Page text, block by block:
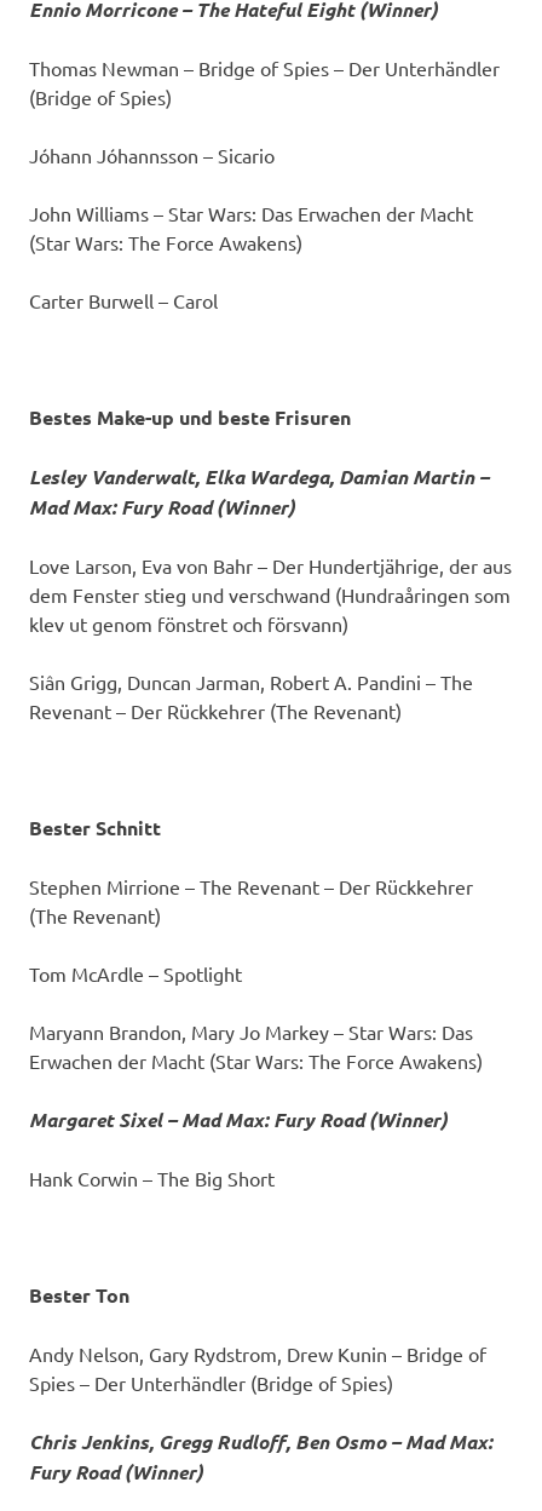
Ennio Morricone – The Hateful Eight (Winner)
Thomas Newman – Bridge of Spies – Der Unterhändler
(Bridge of Spies)
Jóhann Jóhannsson – Sicario
John Williams – Star Wars: Das Erwachen der Macht
(Star Wars: The Force Awakens)
Carter Burwell – Carol
Bestes Make-up und beste Frisuren
Lesley Vanderwalt, Elka Wardega, Damian Martin –
Mad Max: Fury Road (Winner)
Love Larson, Eva von Bahr – Der Hundertjährige, der aus
dem Fenster stieg und verschwand (Hundraåringen som
klev ut genom fönstret och försvann)
Siân Grigg, Duncan Jarman, Robert A. Pandini – The
Revenant – Der Rückkehrer (The Revenant)
Bester Schnitt
Stephen Mirrione – The Revenant – Der Rückkehrer
(The Revenant)
Tom McArdle – Spotlight
Maryann Brandon, Mary Jo Markey – Star Wars: Das
Erwachen der Macht (Star Wars: The Force Awakens)
Margaret Sixel – Mad Max: Fury Road (Winner)
Hank Corwin – The Big Short
Bester Ton
Andy Nelson, Gary Rydstrom, Drew Kunin – Bridge of
Spies – Der Unterhändler (Bridge of Spies)
Chris Jenkins, Gregg Rudloff, Ben Osmo – Mad Max:
Fury Road (Winner)